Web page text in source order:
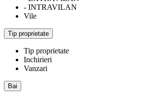
- INTRAVILAN
Vile
Tip proprietate
Tip proprietate
Inchirieri
Vanzari
Bai